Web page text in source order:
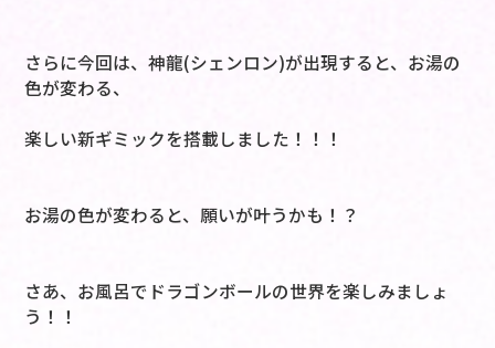
さらに今回は、神龍(シェンロン)が出現すると、お湯の
色が変わる、
楽しい新ギミックを搭載しました！！！
お湯の色が変わると、願いが叶うかも！？
さあ、お風呂でドラゴンボールの世界を楽しみましょ
う！！